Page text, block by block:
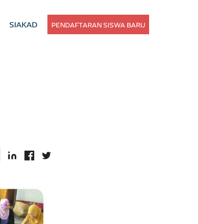
SIAKAD PENDAFTARAN SISWA BARU